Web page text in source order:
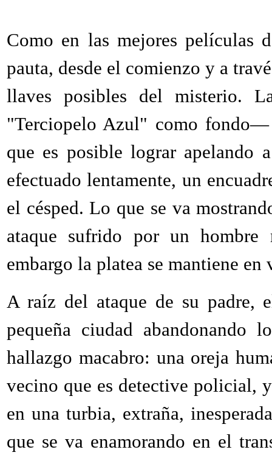
Como en las mejores películas
pauta, desde el comienzo y a
llaves posibles del misterio.
"Terciopelo Azul" como
que es posible lograr apelando
efectuado lentamente, un
el césped. Lo que se va
ataque sufrido por un
embargo la platea se mantiene en
A raíz del ataque de su padre,
pequeña ciudad abandonando
hallazgo macabro: una oreja
vecino que es detective policial,
en una turbia, extraña,
que se va enamorando en el